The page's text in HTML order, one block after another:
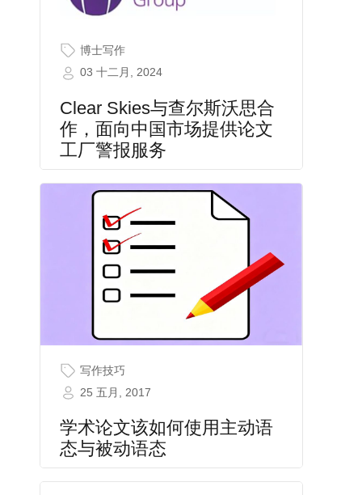
博士写作
03 十二月, 2024
Clear Skies与查尔斯沃思合
作，面向中国市场提供论文
工厂警报服务
写作技巧
25 五月, 2017
学术论文该如何使用主动语
态与被动语态